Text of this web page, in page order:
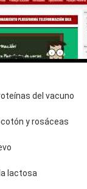
del vacuno
y rosáceas
lactosa